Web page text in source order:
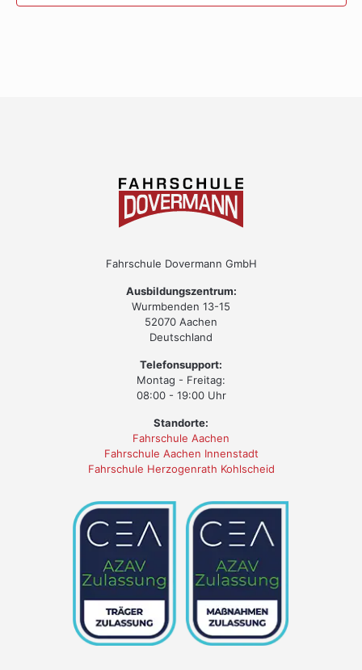
Fahrschule Dovermann GmbH
Ausbildungszentrum:
Wurmbenden 13-15
52070 Aachen
Deutschland
Telefonsupport:
Montag - Freitag:
08:00 - 19:00 Uhr
Standorte:
Fahrschule Aachen
Fahrschule Aachen Innenstadt
Fahrschule Herzogenrath Kohlscheid